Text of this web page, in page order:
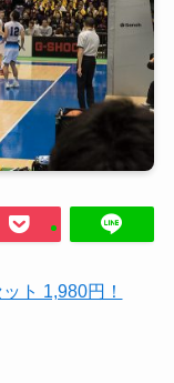
ト 1,980円！